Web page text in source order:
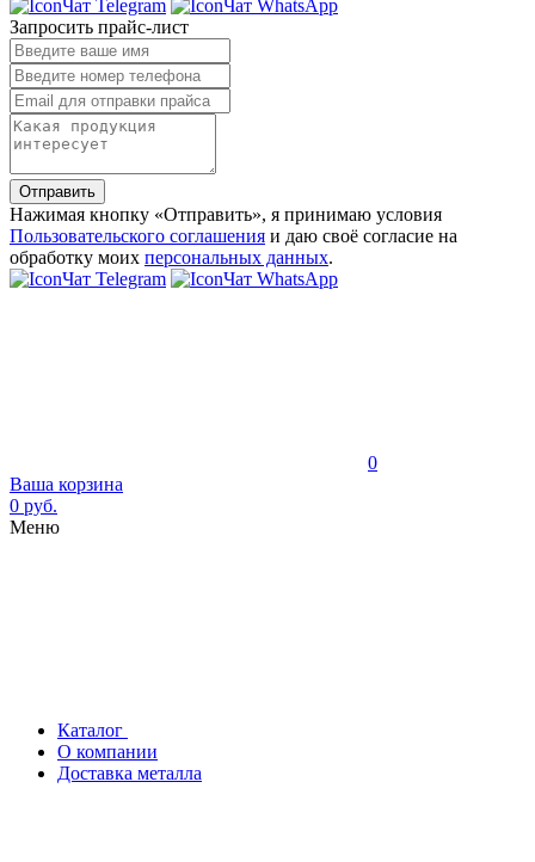
Чат Telegram
Чат WhatsApp
Запросить прайс-лист
Отправить
Нажимая кнопку «Отправить», я принимаю условия
Пользовательского соглашения и даю своё согласие на
обработку моих персональных данных.
Чат Telegram
Чат WhatsApp
0
Ваша корзина
0 руб.
Меню
Каталог
О компании
Доставка металла